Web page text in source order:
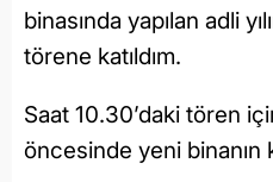
binasında yapılan adli
törene katıldım.
Saat 10.30’daki tören
öncesinde yeni binanın